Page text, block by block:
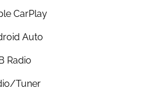
CarPlay
Auto
Radio
Tuner